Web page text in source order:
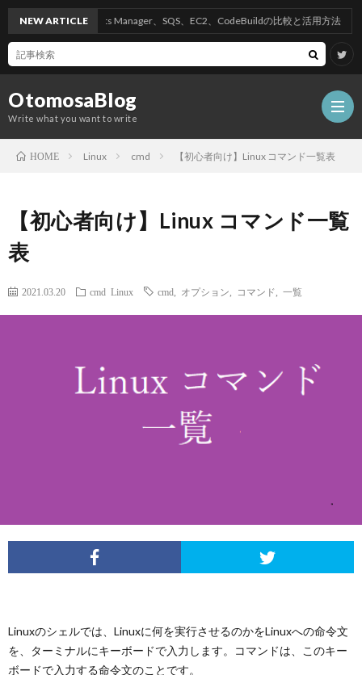
OtomosaBlog
Write what you want to write
NEW ARTICLE
AWSのSecrets Manager、SQS、EC2、CodeBuildの比較と活用方法
HOME Linux cmd 【初心者向け】Linux コマンド一覧表
【初心者向け】Linux コマンド一覧
表
2021.03.20 cmd Linux cmd オプション コマンド 一覧
Linuxのシェルでは、Linuxに何を実行させるのかをLinuxへの命令文
を、ターミナルにキーボードで入力します。コマンドは、このキー
ボードで入力する命令文のことです。